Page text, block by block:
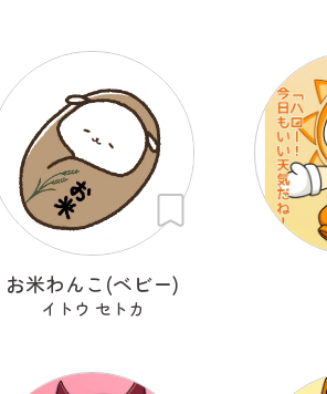
お米わんこ(ベビー)
イトウ セトカ